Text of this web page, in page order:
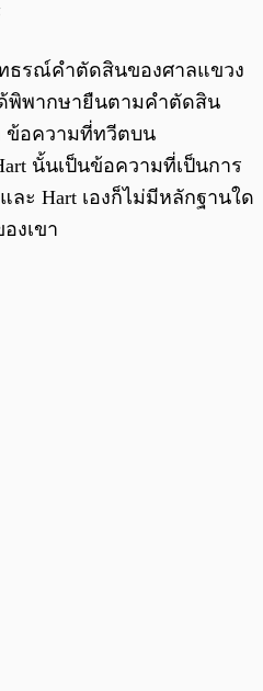
ธรณ์คำตัดสินของศาลแขวง
พิพากษายืนตามคำตัดสิน
ข้อความที่ทวีตบน
นั้นเป็นข้อความที่เป็นการ
ะ Hart เองก็ไม่มีหลักฐานใด
งเขา